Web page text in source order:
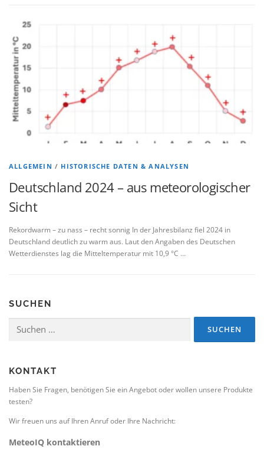
ALLGEMEIN / HISTORISCHE DATEN & ANALYSEN
Deutschland 2024 – aus meteorologischer
Sicht
Rekordwarm – zu nass – recht sonnig In der Jahresbilanz fiel 2024 in
Deutschland deutlich zu warm aus. Laut den Angaben des Deutschen
Wetterdienstes lag die Mitteltemperatur mit 10,9 °C …
SUCHEN
nach:
KONTAKT
Haben Sie Fragen, benötigen Sie ein Angebot oder wollen unsere Produkte
testen?
Wir freuen uns auf Ihren Anruf oder Ihre Nachricht:
MeteoIQ kontaktieren